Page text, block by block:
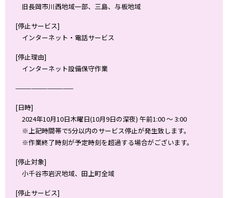
旧長岡市川西地域一部、三島、与板地域
[停止サービス]
インターネット・電話サービス
[停止理由]
インターネット設備保守作業
———————————
[日時]
2024年10月10日木曜日(10月9日の深夜) 午前1:00 ～ 3:00
※上記時間帯で5分以内のサービス停止が発生致します。
※作業終了時刻が予定時刻を超過する場合がございます。
[停止対象]
小千谷市岩沢地域、田上町全域
[停止サービス]